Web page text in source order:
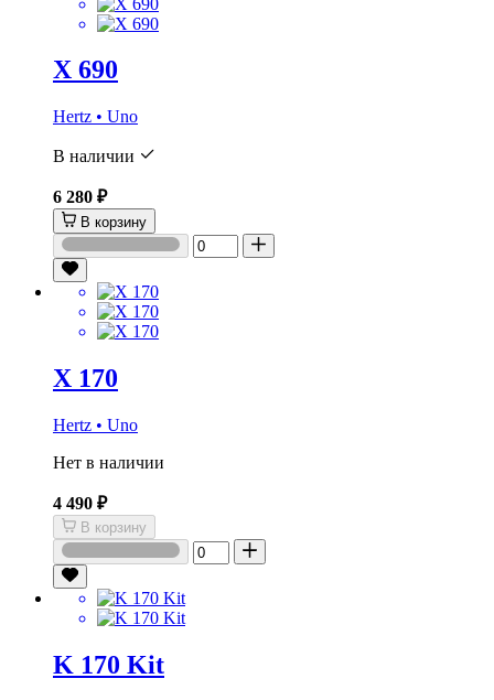
X 690
Hertz • Uno
В наличии
6 280 ₽
В корзину
X 170
Hertz • Uno
Нет в наличии
4 490 ₽
В корзину
K 170 Kit